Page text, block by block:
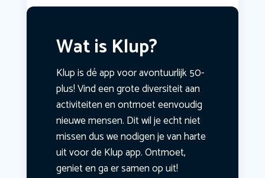
Wat is Klup?
Klup is dé app voor avontuurlijk 50-
plus! Vind een grote diversiteit aan
activiteiten en ontmoet eenvoudig
nieuwe mensen. Dit wil je echt niet
missen dus we nodigen je van harte
uit voor de Klup app. Ontmoet,
geniet en ga er samen op uit!